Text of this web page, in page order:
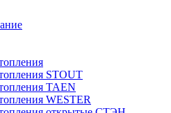
STOUT
TAEN
WESTER